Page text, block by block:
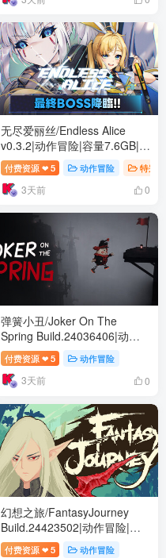
无尽爱丽丝/Endless Alice
v0.3.2|动作冒险|容量7.6GB|免
安装绿色中文版
付费资源 ❤ 5 动作冒险 特别
3天前 0
弹簧小丑/Joker On The
Spring Build.24036406|动作
冒险|容量3GB|免安装绿色中
文版
付费资源 ❤ 5 动作冒险
3天前 0
幻想之旅/FantasyJourney
Build.24423502|动作冒险|容
量7.6GB|免安装绿色中文版
付费资源 ❤ 5 动作冒险